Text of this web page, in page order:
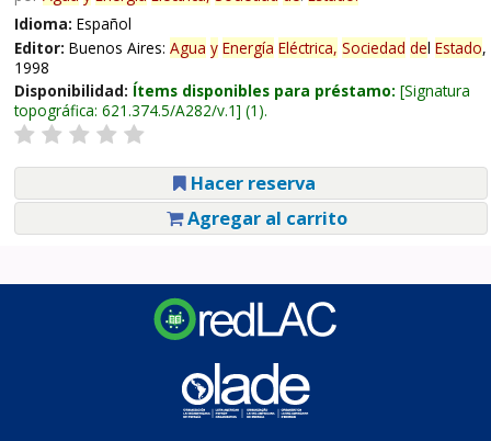
Idioma: Español
Editor: Buenos Aires: Agua y Energía Eléctrica, Sociedad del Estado,
1998
Disponibilidad: Ítems disponibles para préstamo: Signatura
topográfica: 621.374.5/A282/v.1 (1).
Hacer reserva
Agregar al carrito